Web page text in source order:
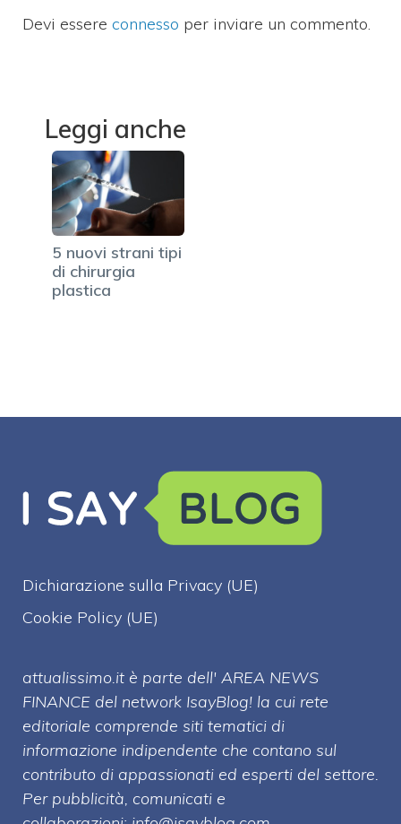
Devi essere connesso per inviare un commento.
Leggi anche
5 nuovi strani tipi
di chirurgia
plastica
Dichiarazione sulla Privacy (UE)
Cookie Policy (UE)
attualissimo.it è parte dell' AREA NEWS
FINANCE del network IsayBlog! la cui rete
editoriale comprende siti tematici di
informazione indipendente che contano sul
contributo di appassionati ed esperti del settore.
Per pubblicità, comunicati e